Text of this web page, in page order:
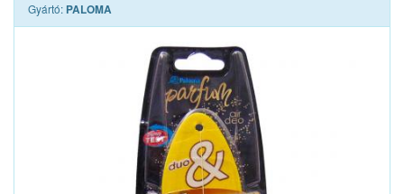
Gyártó: PALOMA